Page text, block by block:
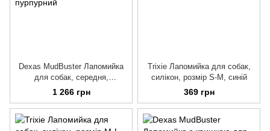
Dexas MudBuster Лапомийка
для собак, середня,
пурпурний
1 266 грн
Trixie Лапомийка для собак,
силікон, розмір S-M, синій
369 грн